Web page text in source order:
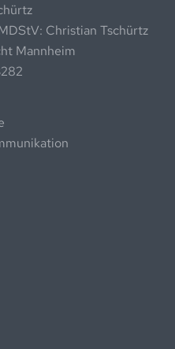
Christian Tschürtz
Mannheim